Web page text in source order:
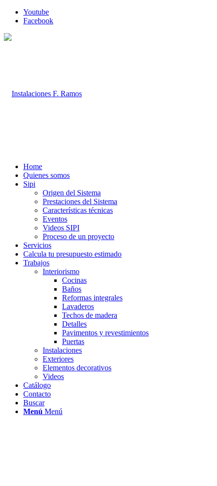
Youtube
Facebook
Home
Quienes somos
Sipi
Origen del Sistema
Prestaciones del Sistema
Características técnicas
Eventos
Videos SIPI
Proceso de un proyecto
Servicios
Calcula tu presupuesto estimado
Trabajos
Interiorismo
Cocinas
Baños
Reformas integrales
Lavaderos
Techos de madera
Detalles
Pavimentos y revestimientos
Puertas
Instalaciones
Exteriores
Elementos decorativos
Videos
Catálogo
Contacto
Buscar
Menú Menú